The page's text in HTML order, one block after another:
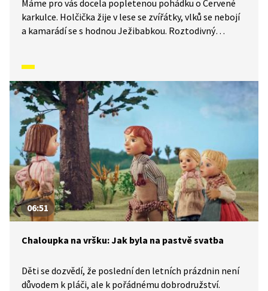
Máme pro vás docela popletenou pohádku o Červené
karkulce. Holčička žije v lese se zvířátky, vlků se nebojí
a kamarádí se s hodnou Ježibabkou. Roztodivný
06:51
Chaloupka na vršku: Jak byla na pastvě svatba
Děti se dozvědí, že poslední den letních prázdnin není
důvodem k pláči, ale k pořádnému dobrodružství.